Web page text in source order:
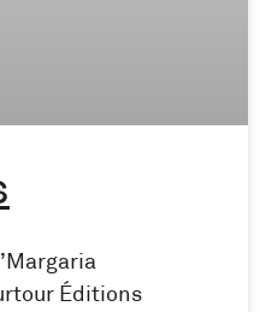
Éditions